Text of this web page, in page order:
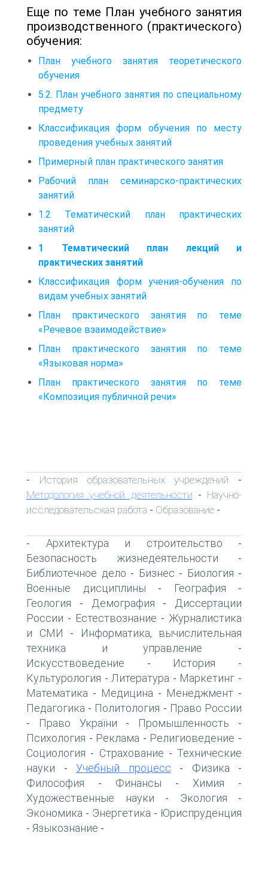
Еще по теме План учебного занятия
производственного (практического)
обучения:
План учебного занятия теоретического
обучения
5.2. План учебного занятия по специальному
предмету
Классификация форм обучения по месту
проведения учебных занятий
Примерный план практического занятия
Рабочий план семинарско-практических
занятий
1.2 Тематический план практических
занятий
1 Тематический план лекций и
практических занятий
Классификация форм учения-обучения по
видам учебных занятий
План практического занятия по теме
«Речевое взаимодействие»
План практического занятия по теме
«Языковая норма»
План практического занятия по теме
«Композиция публичной речи»
- История образовательных учреждений -
Методология учебной деятельности - Научно-
исследовательская работа - Образование -
- Архитектура и строительство -
Безопасность жизнедеятельности -
Библиотечное дело - Бизнес - Биология -
Военные дисциплины - География -
Геология - Демография -
Диссертации
России - Естествознание - Журналистика
и СМИ -
Информатика, вычислительная
техника и управление -
Искусствоведение - История -
Культурология - Литература - Маркетинг -
Математика - Медицина - Менеджмент -
Педагогика - Политология - Право России
- Право України - Промышленность -
Психология - Реклама - Религиоведение -
Социология - Страхование - Технические
науки - Учебный процесс - Физика -
Философия - Финансы - Химия -
Художественные науки - Экология -
Экономика - Энергетика - Юриспруденция
- Языкознание -